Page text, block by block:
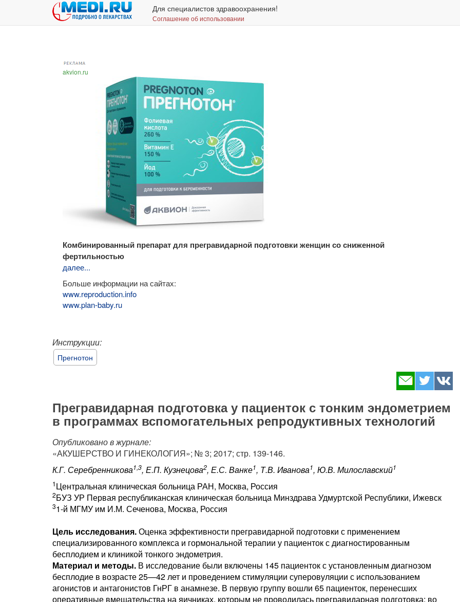
Для специалистов здравоохранения!
Соглашение об использовании
akvion.ru
Комбинированный препарат для прегравидарной подготовки женщин со сниженной
фертильностью
далее...
Больше информации на сайтах:
www.reproduction.info
www.plan-baby.ru
Инструкции:
Прегнотон
Прегравидарная подготовка у пациенток с тонким эндометрием
в программах вспомогательных репродуктивных технологий
Опубликовано в журнале:
«АКУШЕРСТВО И ГИНЕКОЛОГИЯ»; № 3; 2017; стр. 139-146.
К.Г. Серебренникова1,3, Е.П. Кузнецова2, Е.С. Ванке1, Т.В. Иванова1, Ю.В. Милославский1
1Центральная клиническая больница РАН, Москва, Россия
2БУЗ УР Первая республиканская клиническая больница Минздрава Удмуртской Республики, Ижевск
31-й МГМУ им И.М. Сеченова, Москва, Россия
Цель исследования.Оценка эффективности прегравидарной подготовки с применением
специализированного комплекса и гормональной терапии у пациенток с диагностированным
бесплодием и клиникой тонкого эндометрия.
Материал и методы. В исследование были включены 145 пациенток с установленным диагнозом
бесплодие в возрасте 25—42 лет и проведением стимуляции суперовуляции с использованием
агонистов и антагонистов ГнРГ в анамнезе. В первую группу вошли 65 пациенток, перенесших
оперативные вмешательства на яичниках, которым не проводилась прегравидарная подготовка; во